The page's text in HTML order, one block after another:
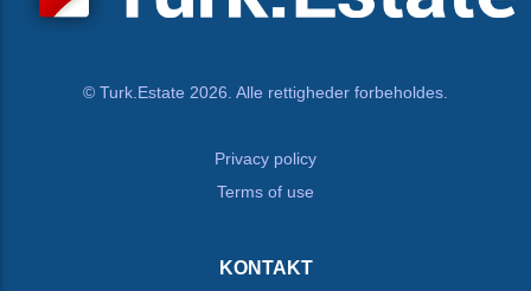
© Turk.Estate 2026. Alle rettigheder forbeholdes.
Privacy policy
Terms of use
KONTAKT